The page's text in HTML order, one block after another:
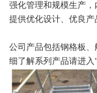
强化管理和规模生产
提供优化设计、优良产
公司产品包括钢格板
细了解系列产品请进入